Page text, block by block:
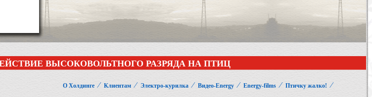
ВЫСОКОВОЛЬТНОГО РАЗРЯДА НА ПТИЦ
О Холдинге ⁄ Клиентам ⁄ Электро-курилка ⁄ Видео-Energy ⁄ Energy-films ⁄ Птичку жалко! ⁄